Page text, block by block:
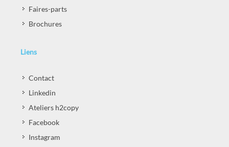
Faires-parts
Brochures
Liens
Contact
Linkedin
Ateliers h2copy
Facebook
Instagram